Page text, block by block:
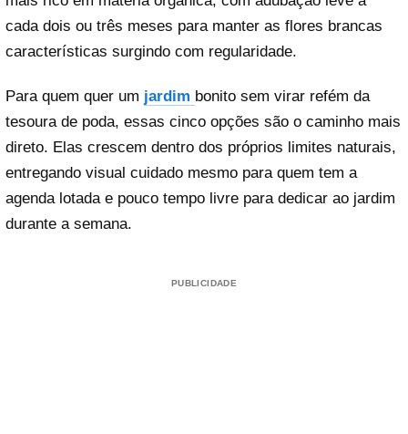
cada dois ou três meses para manter as flores brancas
características surgindo com regularidade.
Para quem quer um jardim bonito sem virar refém da
tesoura de poda, essas cinco opções são o caminho mais
direto. Elas crescem dentro dos próprios limites naturais,
entregando visual cuidado mesmo para quem tem a
agenda lotada e pouco tempo livre para dedicar ao jardim
durante a semana.
PUBLICIDADE